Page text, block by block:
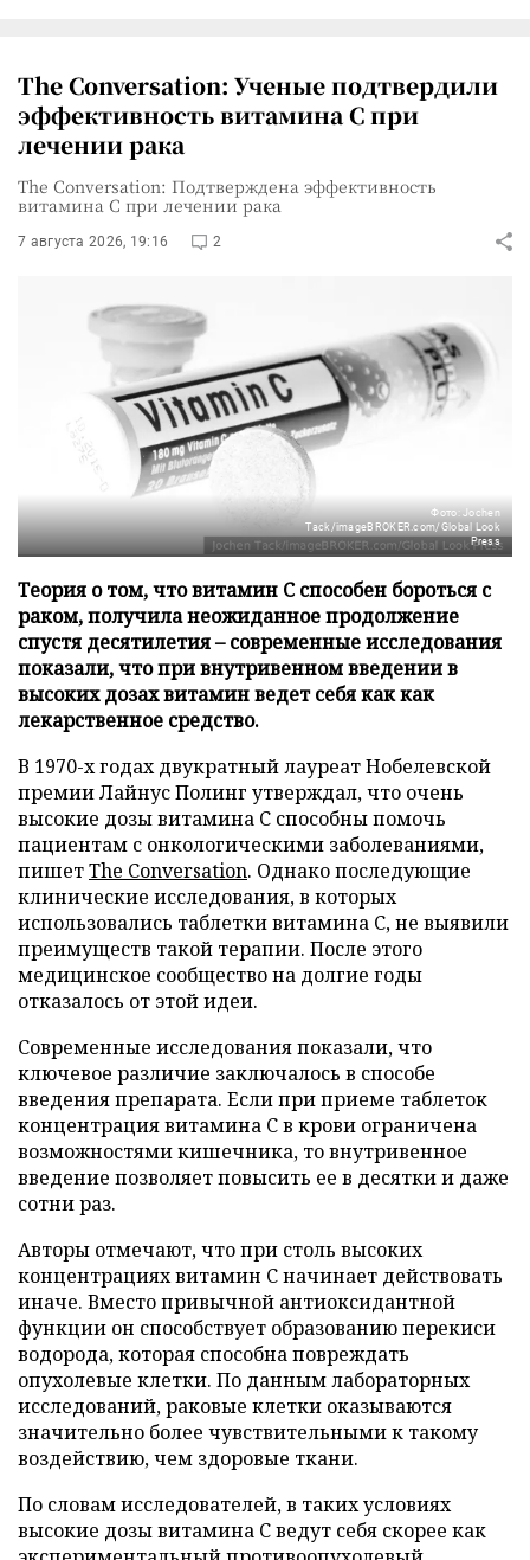
The Conversation: Ученые подтвердили
эффективность витамина C при
лечении рака
The Conversation: Подтверждена эффективность
витамина C при лечении рака
7 августа 2026, 19:16 2
Фото: Jochen
Tack/imageBROKER.com/Global Look
Press
Теория о том, что витамин C способен бороться с
раком, получила неожиданное продолжение
спустя десятилетия – современные исследования
показали, что при внутривенном введении в
высоких дозах витамин ведет себя как как
лекарственное средство.
В 1970-х годах двукратный лауреат Нобелевской
премии Лайнус Полинг утверждал, что очень
высокие дозы витамина C способны помочь
пациентам с онкологическими заболеваниями,
пишетThe Conversation. Однако последующие
клинические исследования, в которых
использовались таблетки витамина C, не выявили
преимуществ такой терапии. После этого
медицинское сообщество на долгие годы
отказалось от этой идеи.
Современные исследования показали, что
ключевое различие заключалось в способе
введения препарата. Если при приеме таблеток
концентрация витамина C в крови ограничена
возможностями кишечника, то внутривенное
введение позволяет повысить ее в десятки и даже
сотни раз.
Авторы отмечают, что при столь высоких
концентрациях витамин C начинает действовать
иначе. Вместо привычной антиоксидантной
функции он способствует образованию перекиси
водорода, которая способна повреждать
опухолевые клетки. По данным лабораторных
исследований, раковые клетки оказываются
значительно более чувствительными к такому
воздействию, чем здоровые ткани.
По словам исследователей, в таких условиях
высокие дозы витамина C ведут себя скорее как